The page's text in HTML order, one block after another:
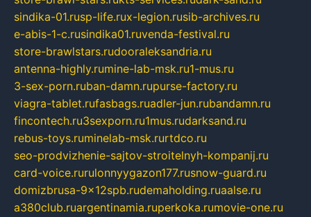
sindika-01.rusp-life.rux-legion.rusib-archives.ru
e-abis-1-c.rusindika01.ruvenda-festival.ru
store-brawlstars.rudooraleksandria.ru
antenna-highly.rumine-lab-msk.ru1-mus.ru
3-sex-porn.ruban-damn.rupurse-factory.ru
viagra-tablet.rufasbags.ruadler-jun.rubandamn.ru
fincontech.ru3sexporn.ru1mus.rudarksand.ru
rebus-toys.ruminelab-msk.rurtdco.ru
seo-prodvizhenie-sajtov-stroitelnyh-kompanij.ru
card-voice.rurulonnyygazon177.rusnow-guard.ru
domizbrusa-9x12spb.rudemaholding.ruaalse.ru
a380club.ruargentinamia.ruperkoka.rumovie-one.ru